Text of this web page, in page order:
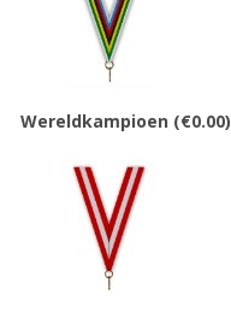
Wereldkampioen (€0.00)